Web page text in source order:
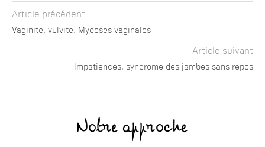
Article précédent
Vaginite, vulvite. Mycoses vaginales
Article suivant
Impatiences, syndrome des jambes sans repos
Notre approche